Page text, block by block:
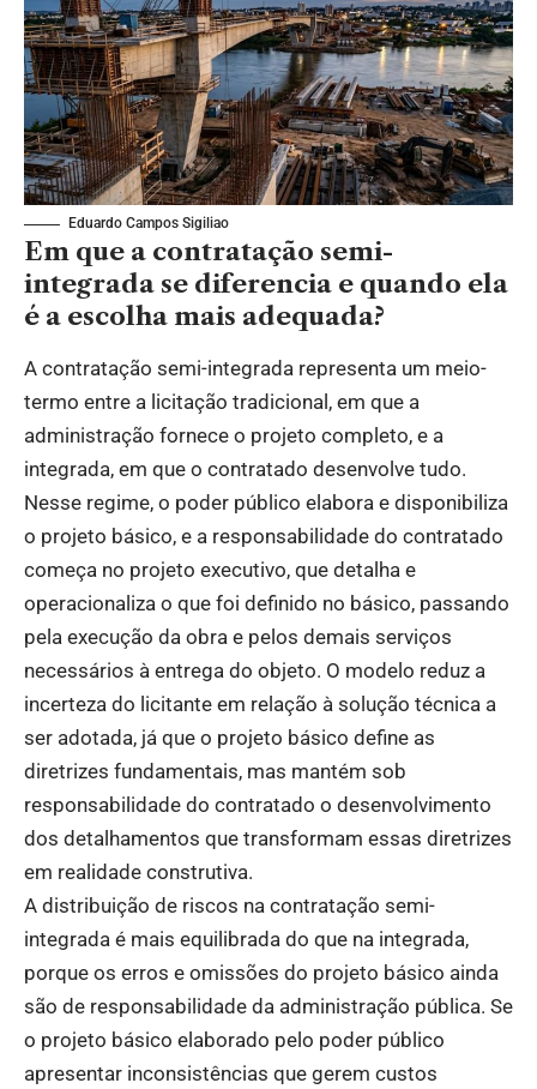
Eduardo Campos Sigiliao
Em que a contratação semi-
integrada se diferencia e quando ela
é a escolha mais adequada?
A contratação semi-integrada representa um meio-
termo entre a licitação tradicional, em que a
administração fornece o projeto completo, e a
integrada, em que o contratado desenvolve tudo.
Nesse regime, o poder público elabora e disponibiliza
o projeto básico, e a responsabilidade do contratado
começa no projeto executivo, que detalha e
operacionaliza o que foi definido no básico, passando
pela execução da obra e pelos demais serviços
necessários à entrega do objeto. O modelo reduz a
incerteza do licitante em relação à solução técnica a
ser adotada, já que o projeto básico define as
diretrizes fundamentais, mas mantém sob
responsabilidade do contratado o desenvolvimento
dos detalhamentos que transformam essas diretrizes
em realidade construtiva.
A distribuição de riscos na contratação semi-
integrada é mais equilibrada do que na integrada,
porque os erros e omissões do projeto básico ainda
são de responsabilidade da administração pública. Se
o projeto básico elaborado pelo poder público
apresentar inconsistências que gerem custos